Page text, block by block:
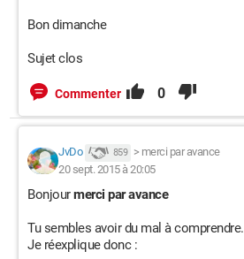
Bon dimanche
Sujet clos
Commenter 0
JvDo 859 > merci par avance
20 sept. 2015 à 20:05
Bonjourmerci par avance
Tu sembles avoir du mal à comprendre.
Je réexplique donc :